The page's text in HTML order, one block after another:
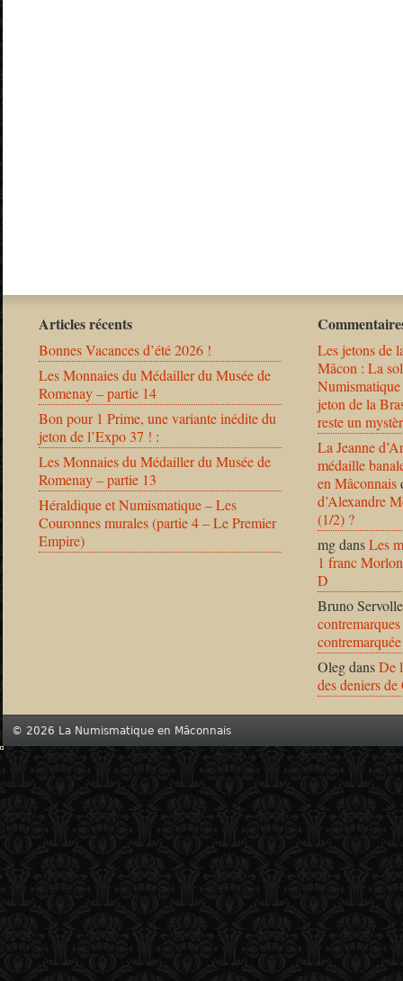
Articles récents
Bonnes Vacances d’été 2026 !
Les Monnaies du Médailler du Musée de
Romenay – partie 14
Bon pour 1 Prime, une variante inédite du
jeton de l’Expo 37 ! :
Les Monnaies du Médailler du Musée de
Romenay – partie 13
Héraldique et Numismatique – Les
Couronnes murales (partie 4 – Le Premier
Empire)
Les jetons de
Mâcon : La
jeton de la
reste un
La Jeanne
médaille
en Mâconnais
d’Alexandre
(1/2) ?
mgdansLes
1 franc
D
Bruno Servolle
OlegdansDe
des deniers
© 2026 La Numismatique en Mâconnais